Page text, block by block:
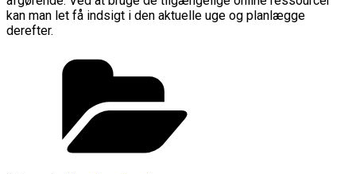
kan man let få indsigt i den aktuelle uge og planlægge
derefter.